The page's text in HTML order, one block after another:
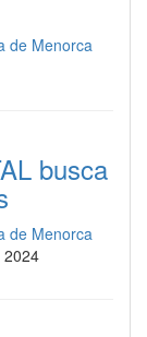
de Menorca
busca
de Menorca
2024